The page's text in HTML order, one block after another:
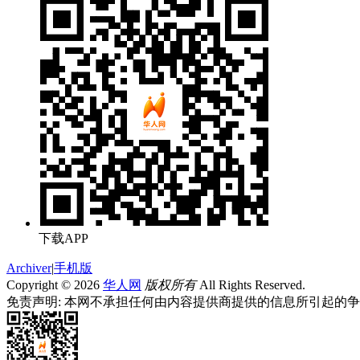
下载APP
Archiver|手机版
Copyright © 2026 华人网 版权所有All Rights Reserved.
免责声明: 本网不承担任何由内容提供商提供的信息所引起的争